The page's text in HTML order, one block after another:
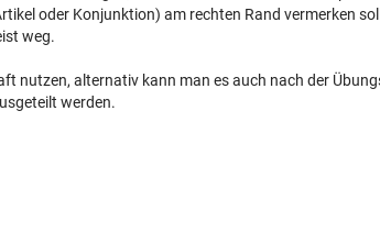
oder Konjunktion) am rechten Rand vermerken
weg.
nutzen, alternativ kann man es auch nach der
werden.